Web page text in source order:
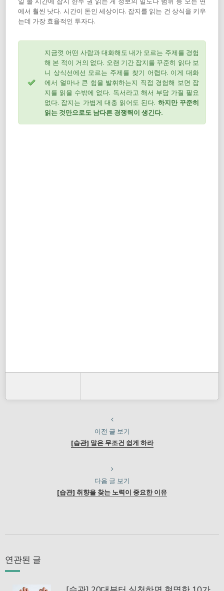
에서 훨씬 낫다. 시간이 돈인 세상이다. 잡지를 읽는 건 상식을 키우
는데 가장 효율적인 투자다.
지금껏 어떤 사람과 대화해도 내가 모르는 주제를 경험
해 본 적이 거의 없다. 오랜 기간 잡지를 꾸준히 읽다 보
니 상식선에선 모르는 주제를 찾기 어렵다. 이게 대화
에서 얼마나 큰 힘을 발휘하는지 직접 경험해 보면 잡
지를 읽을 수밖에 없다. 독서라고 해서 부담 가질 필요
없다. 잡지는 가볍게 대충 읽어도 된다. 하지만 꾸준히
읽는 것만으로도 남다른 경쟁력이 생긴다.
이전 글 보기
[습관] 말은 무조건 쉽게 하라
다음 글 보기
[습관] 취향을 찾는 노력이 중요한 이유
연관된 글